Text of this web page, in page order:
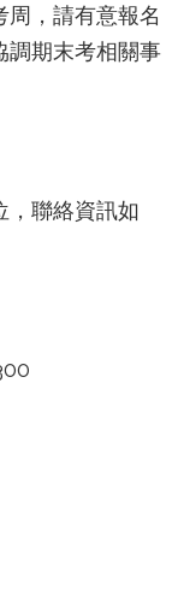
，請有意報名
調期末考相關事
，聯絡資訊如